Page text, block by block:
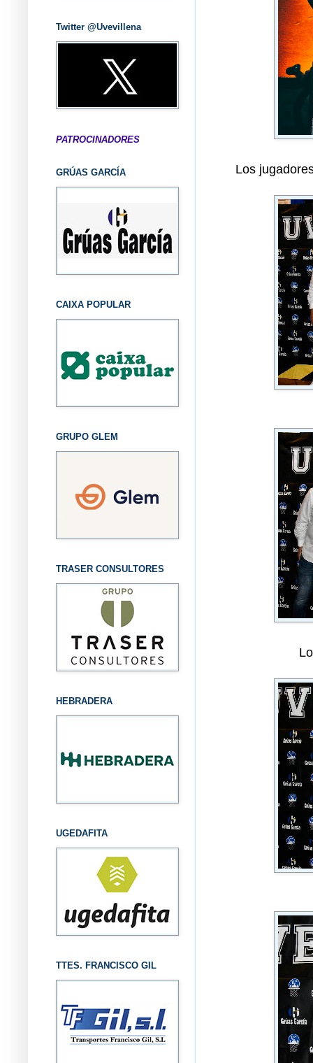
Los
Twitter @Uvevillena
PATROCINADORES
GRÚAS GARCÍA
CAIXA POPULAR
GRUPO GLEM
TRASER CONSULTORES
HEBRADERA
UGEDAFITA
TTES. FRANCISCO GIL